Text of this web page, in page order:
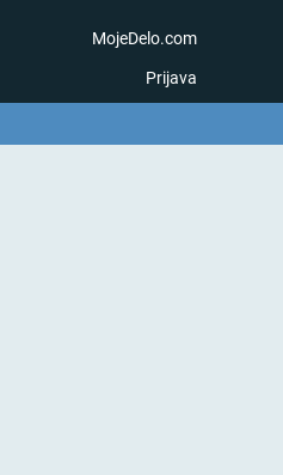
MojeDelo.com
Prijava